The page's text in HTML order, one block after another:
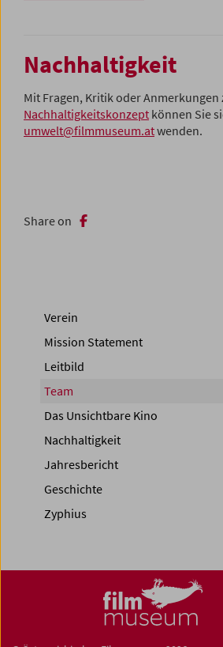
Nachhaltigkeit
Mit Fragen, Kritik oder Anmerkungen
Nachhaltigkeitskonzept können Sie
umwelt@filmmuseum.atwenden.
Share on
Verein
Mission Statement
Leitbild
Team
Das Unsichtbare Kino
Nachhaltigkeit
Jahresbericht
Geschichte
Zyphius